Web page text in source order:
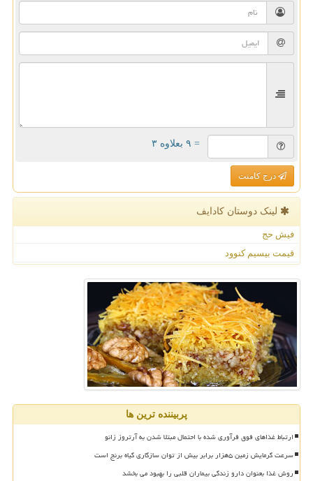
= ۹ بعلاوه ۳
درج کامنت
لینک دوستان كادایف
فیش حج
قیمت بیسیم کنوود
پربیننده ترین ها
ارتباط غذاهای فوق فرآوری شده با احتمال مبتلا شدن به آرتروز زانو
سرعت گرمایش زمین ۵هزار برابر بیش از توان سازگاری گیاه برنج است
روش غذا بعنوان دارو زندگی بیماران قلبی را بهبود می بخشد